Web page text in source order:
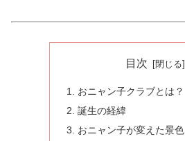
目次
おニャン子クラブとは？
誕生の経緯
おニャン子が変えた景色